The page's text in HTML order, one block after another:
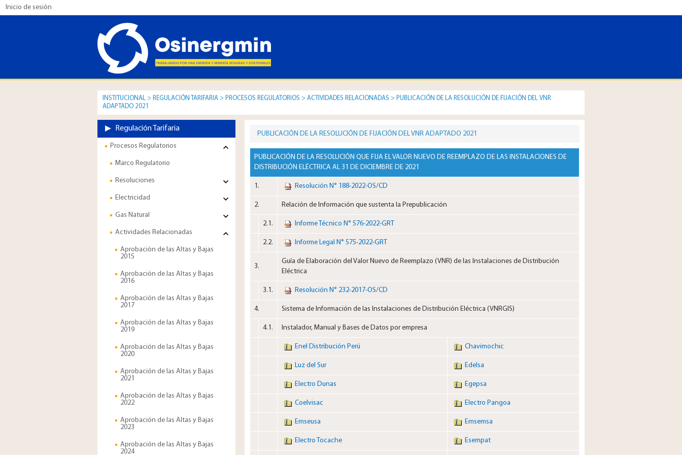
Inicio de sesión
INSTITUCIONAL > REGULACIÓN TARIFARIA > PROCESOS REGULATORIOS > ACTIVIDADES RELACIONADAS > PUBLICACIÓN DE LA RESOLUCIÓN DE FIJACIÓN DEL VNR
ADAPTADO 2021
PUBLICACIÓN DE LA RESOLUCIÓN DE FIJACIÓN DEL VNR ADAPTADO 2021
PUBLICACIÓN DE LA RESOLUCIÓN QUE FIJA EL VALOR NUEVO DE REEMPLAZO DE LAS INSTALACIONES DE
DISTRIBUCIÓN ELÉCTRICA AL 31 DE DICIEMBRE DE 2021
1.​ Resolución N° 188-2022-OS/CD
2.​ Relación de Información que sustenta la Prepublicación
2.1.​ Informe Técnico N° 576-2022-GRT
2.2.​ Informe Legal N° 575-2022-GRT
3.​
Guía de Elaboración del Valor Nuevo de Reemplazo (VNR) de las Instalaciones de Distribución
Eléctrica
3.1.​ Resolución N° 232-2017-OS/CD
4.​ Sistema de Información de las Instalaciones de Distribución Eléctrica (VNRGIS)
4.1.​ Instalador, Manual y Bases de Datos por empresa
Enel Distribución Perú Chavimochic
Luz del Sur Edelsa
Electro Dunas Egepsa
Coelvisac Electro Pangoa
Emseusa Emsemsa
Electro Tocache Esempat
Regulación Tarifaria
Procesos Regulatorios
Marco Regulatorio
Resoluciones
Electricidad
Gas Natural
Actividades Relacionadas
Aprobaciòn de las Altas y Bajas
2015
Aprobación de las Altas y Bajas
2016
Aprobación de las Altas y Bajas
2017
Aprobación de las Altas y Bajas
2019
Aprobación de las Altas y Bajas
2020
Aprobación de las Altas y Bajas
2021
Aprobación de las Altas y Bajas
2022
Aprobación de las Altas y Bajas
2023
Aprobación de las Altas y Bajas
2024